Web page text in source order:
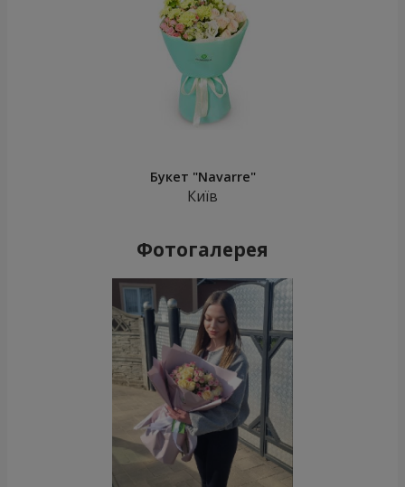
Букет "Navarre"
Київ
Фотогалерея